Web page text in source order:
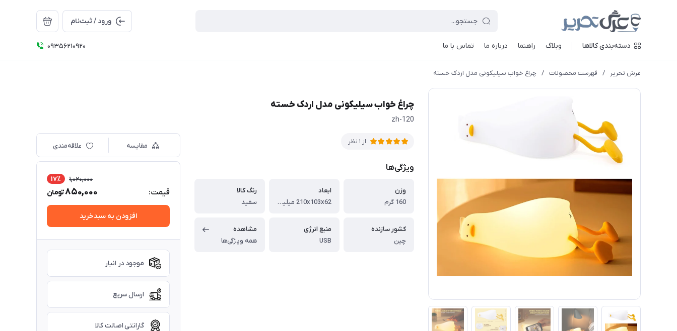
ورود / ثبت‌نام
دسته‌بندی کالاها وبلاگ راهنما درباره ما تماس با ما 09356210920
عرش تحریر / فهرست محصولات / چراغ خواب سیلیکونی مدل اردک خسته
چراغ خواب سیلیکونی مدل اردک خسته
zh-120
از 1 نظر
ویژگی‌ها
وزن
160 گرم
ابعاد
210‌x‌103‌x‌62 میلیمتر
رنگ کالا
سفید
کشور سازنده
چین
منبع انرژی
USB
مشاهده
همه ویژگی‌ها
مقایسه علاقه‌مندی
قیمت:
1,020,000 17٪
850,000تومان
افزودن به سبدخرید
موجود در انبار
ارسال سریع
گارانتی اصالت کالا